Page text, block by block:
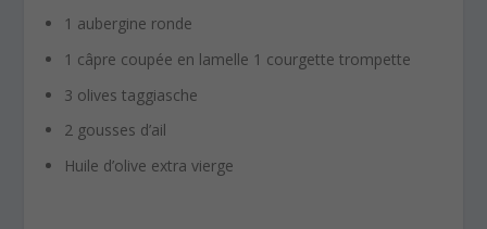
1 aubergine ronde
1 câpre coupée en lamelle 1 courgette trompette
3 olives taggiasche
2 gousses d’ail
Huile d’olive extra vierge